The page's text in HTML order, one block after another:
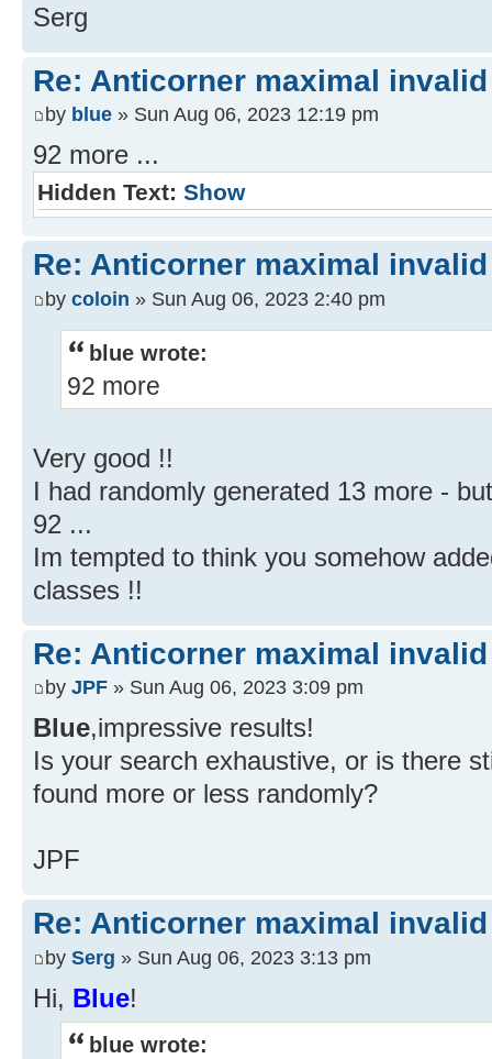
Serg
Re: Anticorner maximal
by blue » Sun Aug 06, 2023 12:19 pm
92 more ...
Hidden Text: Show
Re: Anticorner maximal
by coloin » Sun Aug 06, 2023 2:40 pm
blue wrote:
92 more
Very good !!
I had randomly generated 13 more -
92 ...
Im tempted to think you somehow
classes !!
Re: Anticorner maximal
by JPF » Sun Aug 06, 2023 3:09 pm
Blue,impressive results!
Is your search exhaustive, or is there
found more or less randomly?
JPF
Re: Anticorner maximal
by Serg » Sun Aug 06, 2023 3:13 pm
Hi, Blue!
blue wrote: